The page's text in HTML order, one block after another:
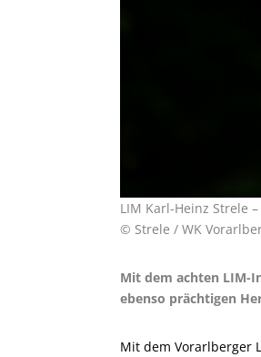
LIM Karl-Heinz Strele
© Strele / WK
Mit dem achten LIM-
ebenso prächtigen
Mit dem Vorarlberger